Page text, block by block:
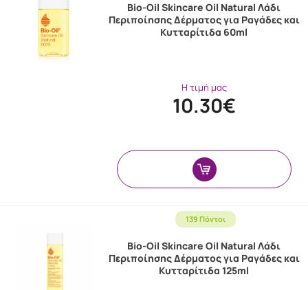
Bio-Oil Skincare Oil Natural Λάδι
Περιποίησης Δέρματος για Ραγάδες και
Κυτταρίτιδα 60ml
Η τιμή μας
10.30€
139 Πόντοι
Bio-Oil Skincare Oil Natural Λάδι
Περιποίησης Δέρματος για Ραγάδες και
Κυτταρίτιδα 125ml